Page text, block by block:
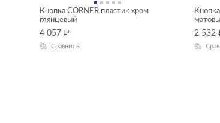
Кнопка CORNER пластик хром
глянцевый
4 057 ₽
Сравнить
2 532